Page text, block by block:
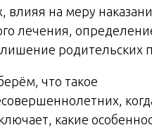
влияя на меру
лечения,
родительских
что такое
какие